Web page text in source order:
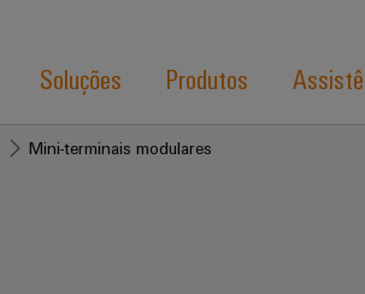
Soluções Produtos
Mini-terminais modulares